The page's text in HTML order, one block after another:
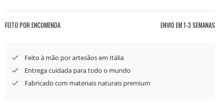
FEITO POR ENCOMENDA ENVIO EM 1-3 SEMANAS
Feito à mão por artesãos em Itália
Entrega cuidada para todo o mundo
Fabricado com materiais naturais premium